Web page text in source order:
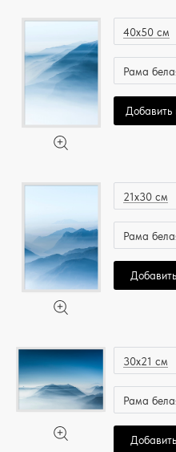
40x50 см
Рама
Добавить
21x30 см
Рама
30x21 см
Рама